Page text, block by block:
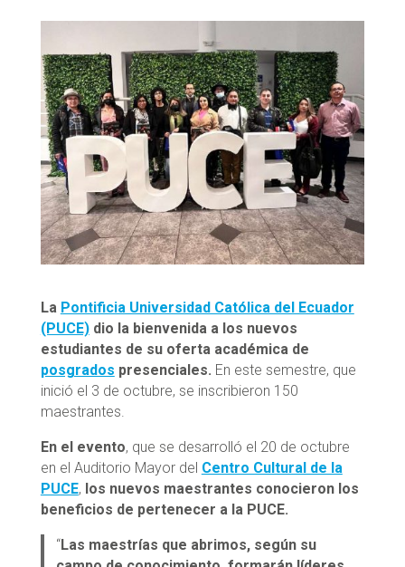
La Pontificia Universidad Católica del Ecuador
(PUCE)dio la bienvenida a los nuevos
estudiantes de su oferta académica de
posgrados presenciales. En este semestre, que
inició el 3 de octubre, se inscribieron 150
maestrantes.
En el evento, que se desarrolló el 20 de octubre
en el Auditorio Mayor del Centro Cultural de la
PUCE, los nuevos maestrantes conocieron los
beneficios de pertenecer a la PUCE.
“Las maestrías que abrimos, según su